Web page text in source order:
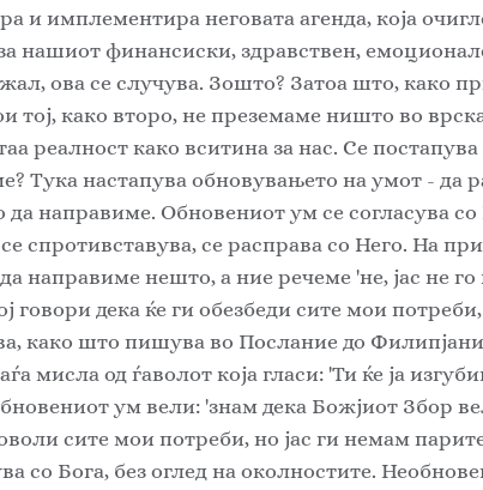
и имплементира неговата агенда, која
нашиот финансиски, здравствен,
ова се случува. Зошто? Затоа што, како
тој, како второ, не преземаме ништо во
реалност како вситина за нас. Се
Тука настапува обновувањето на умот - да
да направиме. Обновениот ум се согласува
спротивставува, се расправа со Него. На
направиме нешто, а ние речеме 'не, јас не
говори дека ќе ги обезбеди сите мои
како што пишува во Послание до
мисла од ѓаволот која гласи: 'Ти ќе ја
ум вели: 'знам дека Божјиот Збор
сите мои потреби, но јас ги немам
со Бога, без оглед на околностите.